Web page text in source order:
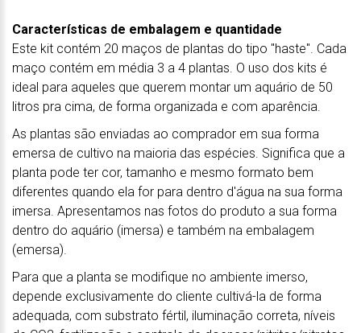
Características de embalagem e quantidade
Este kit contém 20 maços de plantas do tipo "haste". Cada
maço contém em média 3 a 4 plantas. O uso dos kits é
ideal para aqueles que querem montar um aquário de 50
litros pra cima, de forma organizada e com aparência.
As plantas são enviadas ao comprador em sua forma
emersa de cultivo na maioria das espécies. Significa que a
planta pode ter cor, tamanho e mesmo formato bem
diferentes quando ela for para dentro d'água na sua forma
imersa. Apresentamos nas fotos do produto a sua forma
dentro do aquário (imersa) e também na embalagem
(emersa).
Para que a planta se modifique no ambiente imerso,
depende exclusivamente do cliente cultivá-la de forma
adequada, com substrato fértil, iluminação correta, níveis